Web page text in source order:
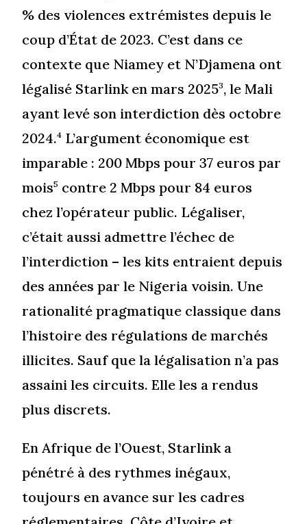
% des violences extrémistes depuis le
coup d’État de 2023. C’est dans ce
contexte que Niamey et N’Djamena ont
légalisé Starlink en mars 20253, le Mali
ayant levé son interdiction dès octobre
2024.4 L’argument économique est
imparable : 200 Mbps pour 37 euros par
mois5 contre 2 Mbps pour 84 euros
chez l’opérateur public. Légaliser,
c’était aussi admettre l’échec de
l’interdiction – les kits entraient depuis
des années par le Nigeria voisin. Une
rationalité pragmatique classique dans
l’histoire des régulations de marchés
illicites. Sauf que la légalisation n’a pas
assaini les circuits. Elle les a rendus
plus discrets.
En Afrique de l’Ouest, Starlink a
pénétré à des rythmes inégaux,
toujours en avance sur les cadres